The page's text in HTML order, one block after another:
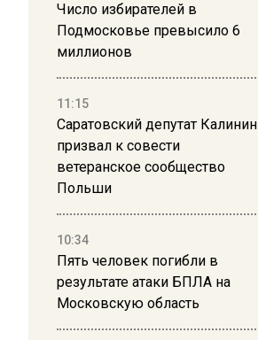
Число избирателей в
Подмосковье превысило 6
миллионов
11:15
Саратовский депутат Калинин
призвал к совести
ветеранское сообщество
Польши
10:34
Пять человек погибли в
результате атаки БПЛА на
Московскую область